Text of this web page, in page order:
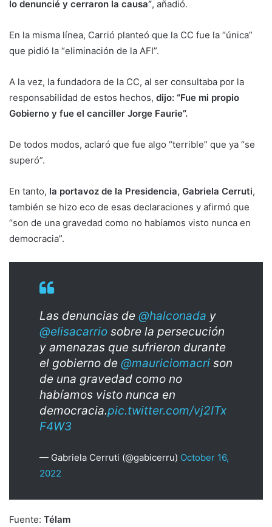
lo denuncié y cerraron la causa”, añadió.
En la misma línea, Carrió planteó que la CC fue la “única”
que pidió la “eliminación de la AFI”.
A la vez, la fundadora de la CC, al ser consultaba por la
responsabilidad de estos hechos, dijo: “Fue mi propio
Gobierno y fue el canciller Jorge Faurie”.
De todos modos, aclaró que fue algo “terrible” que ya “se
superó”.
En tanto, la portavoz de la Presidencia, Gabriela Cerruti,
también se hizo eco de esas declaraciones y afirmó que
“son de una gravedad como no habíamos visto nunca en
democracia”.
Las denuncias de @halconada y
@elisacarrio sobre la persecución
y amenazas que sufrieron durante
el gobierno de @mauriciomacri son
de una gravedad como no
habíamos visto nunca en
democracia.pic.twitter.com/vj2ITx
F4W3
— Gabriela Cerruti (@gabicerru) October 16,
2022
Fuente: Télam